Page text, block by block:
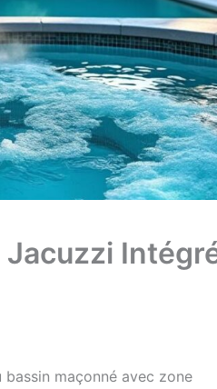
bassin maçonné avec zone